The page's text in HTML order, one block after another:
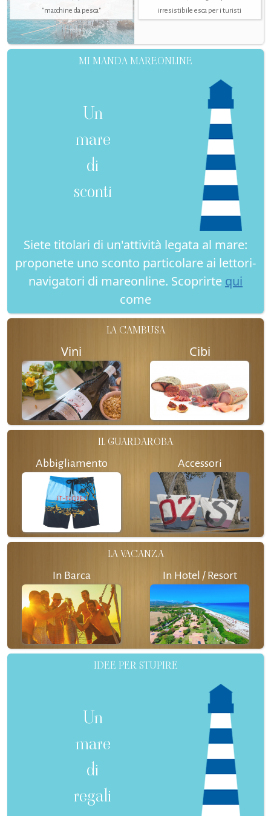
"macchine da pesca"
irresistibile esca per i turisti
MI MANDA MAREONLINE
Un
mare
di
sconti
Siete titolari di un'attività legata al mare:
proponete uno sconto particolare ai lettori-
navigatori di mareonline. Scoprirte qui
come
LA CAMBUSA
Vini Cibi
IL GUARDAROBA
Abbigliamento Accessori
LA VACANZA
In Barca In Hotel / Resort
IDEE PER STUPIRE
Un
mare
di
regali